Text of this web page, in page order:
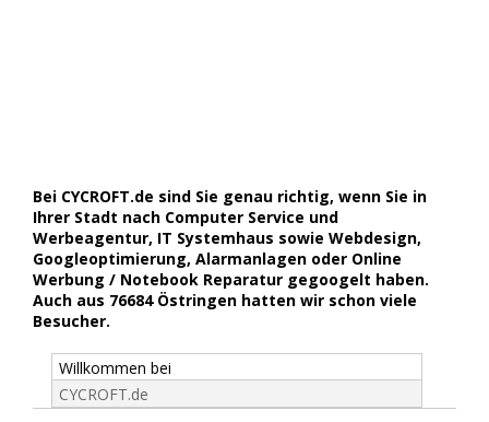
Bei CYCROFT.de sind Sie genau richtig, wenn Sie in
Ihrer Stadt nach Computer Service und
Werbeagentur, IT Systemhaus sowie Webdesign,
Googleoptimierung, Alarmanlagen oder Online
Werbung / Notebook Reparatur gegoogelt haben.
Auch aus 76684 Östringen hatten wir schon viele
Besucher.
Willkommen bei
CYCROFT.de